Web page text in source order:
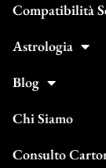
Compatibilità
Astrologia
Blog
Chi Siamo
Consulto